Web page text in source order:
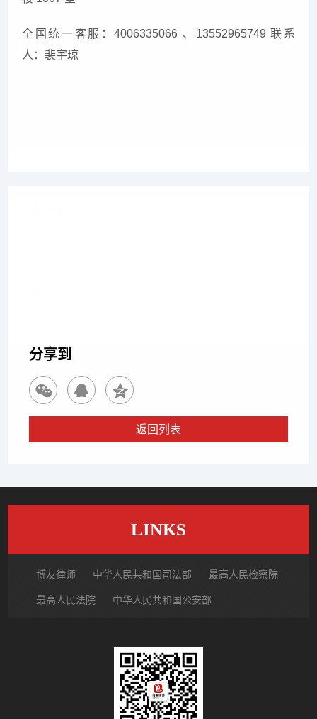
全国统一客服：4006335066 、13552965749 联系
人：裴宇琼
分享到
返回列表
LINKS
博友律师 中华人民共和国司法部 最高人民检察院
最高人民法院 中华人民共和国公安部
北京市朝阳区律师协会 中国裁判文书网